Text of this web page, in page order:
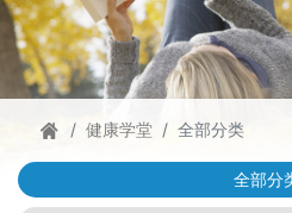
健康学堂 全部分类
全部分